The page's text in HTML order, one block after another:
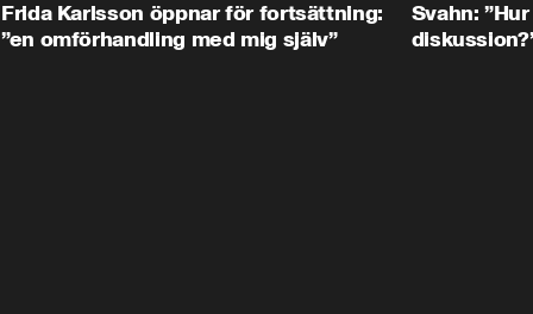
Frida Karlsson öppnar för fortsättning:
”en omförhandling med mig själv”
Svahn: